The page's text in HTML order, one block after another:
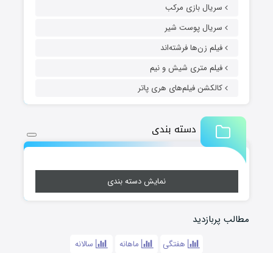
سریال بازی مرکب
سریال پوست شیر
فیلم زن‌ها فرشته‌اند
فیلم متری شیش و نیم
کالکشن فیلم‌های هری پاتر
دسته بندی
نمایش دسته بندی
مطالب پربازدید
هفتگی ماهانه سالانه